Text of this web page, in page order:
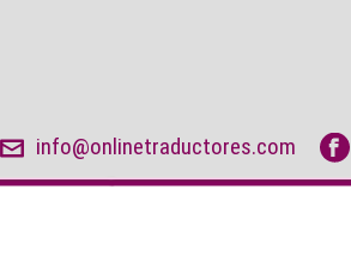
info@onlinetraductores.com